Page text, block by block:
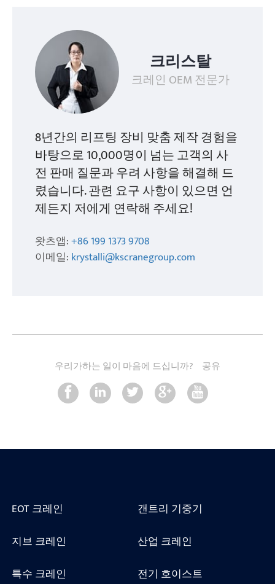
크리스탈
크레인 OEM 전문가
8년간의 리프팅 장비 맞춤 제작 경험을
바탕으로 10,000명이 넘는 고객의 사
전 판매 질문과 우려 사항을 해결해 드
렸습니다. 관련 요구 사항이 있으면 언
제든지 저에게 연락해 주세요!
왓츠앱:+86 199 1373 9708
이메일: krystalli@kscranegroup.com
우리가하는 일이 마음에 드십니까? 공유
EOT 크레인
갠트리 기중기
지브 크레인
산업 크레인
특수 크레인
전기 호이스트